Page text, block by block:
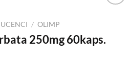
/ OLIMP
250mg 60kaps.